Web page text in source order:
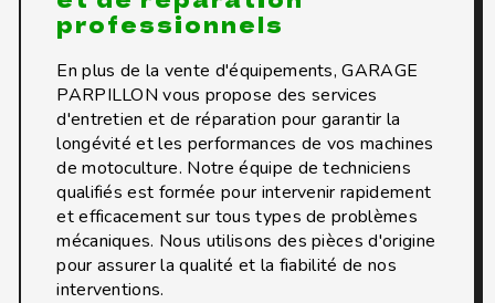
professionnels
En plus de la vente d'équipements, GARAGE
PARPILLON vous propose des services
d'entretien et de réparation pour garantir la
longévité et les performances de vos machines
de motoculture. Notre équipe de techniciens
qualifiés est formée pour intervenir rapidement
et efficacement sur tous types de problèmes
mécaniques. Nous utilisons des pièces d'origine
pour assurer la qualité et la fiabilité de nos
interventions.